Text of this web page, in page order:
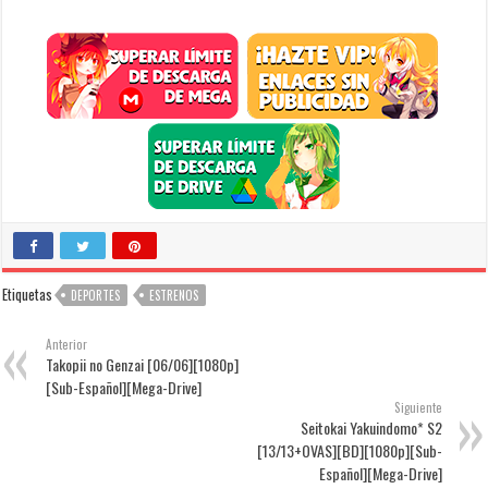
Etiquetas DEPORTES ESTRENOS
Anterior
Takopii no Genzai [06/06][1080p]
[Sub-Español][Mega-Drive]
Siguiente
Seitokai Yakuindomo* S2
[13/13+OVAS][BD][1080p][Sub-
Español][Mega-Drive]